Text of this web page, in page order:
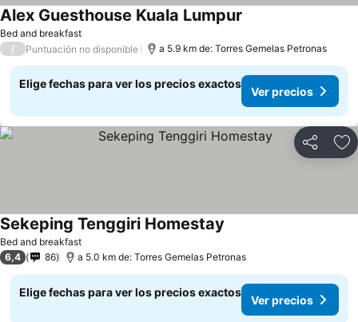
Bed and breakfast
Alex Guesthouse Kuala Lumpur
/ Puntuación no disponible a 5.9 km de: Torres Gemelas Petronas
Elige fechas para ver los precios exactos
Ver precios
Compartir
Bed and breakfast
Sekeping Tenggiri Homestay
6,4 86 a 5.0 km de: Torres Gemelas Petronas
Elige fechas para ver los precios exactos
Ver precios